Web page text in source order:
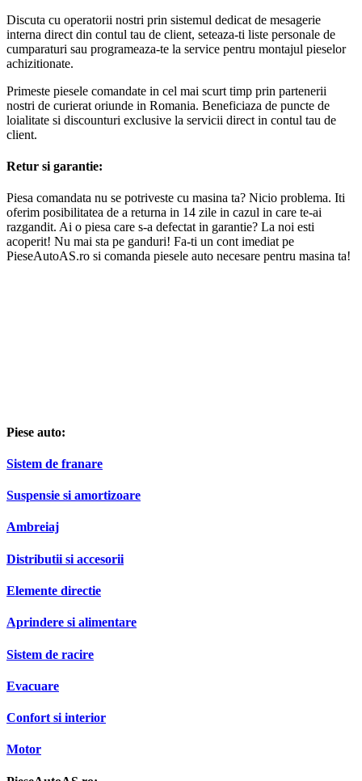
Discuta cu operatorii nostri prin sistemul dedicat de mesagerie
interna direct din contul tau de client, seteaza-ti liste personale de
cumparaturi sau programeaza-te la service pentru montajul pieselor
achizitionate.
Primeste piesele comandate in cel mai scurt timp prin partenerii
nostri de curierat oriunde in Romania. Beneficiaza de puncte de
loialitate si discounturi exclusive la servicii direct in contul tau de
client.
Retur si garantie:
Piesa comandata nu se potriveste cu masina ta? Nicio problema. Iti
oferim posibilitatea de a returna in 14 zile in cazul in care te-ai
razgandit. Ai o piesa care s-a defectat in garantie? La noi esti
acoperit! Nu mai sta pe ganduri! Fa-ti un cont imediat pe
PieseAutoAS.ro si comanda piesele auto necesare pentru masina ta!
Piese auto:
Sistem de franare
Suspensie si amortizoare
Ambreiaj
Distributii si accesorii
Elemente directie
Aprindere si alimentare
Sistem de racire
Evacuare
Confort si interior
Motor